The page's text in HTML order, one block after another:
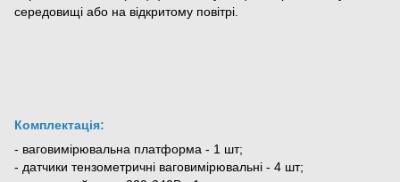
середовищі або на відкритому повітрі.
Комплектація:
- ваговимірювальна платформа - 1 шт;
- датчики тензометричні ваговимірювальні - 4 шт;